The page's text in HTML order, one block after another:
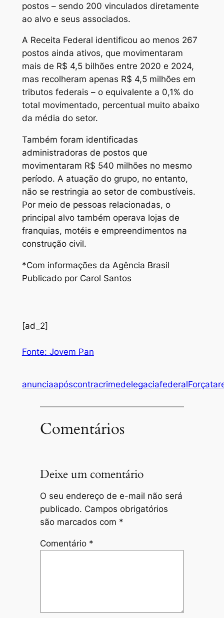
postos – sendo 200 vinculados diretamente
ao alvo e seus associados.
A Receita Federal identificou ao menos 267
postos ainda ativos, que movimentaram
mais de R$ 4,5 bilhões entre 2020 e 2024,
mas recolheram apenas R$ 4,5 milhões em
tributos federais – o equivalente a 0,1% do
total movimentado, percentual muito abaixo
da média do setor.
Também foram identificadas
administradoras de postos que
movimentaram R$ 540 milhões no mesmo
período. A atuação do grupo, no entanto,
não se restringia ao setor de combustíveis.
Por meio de pessoas relacionadas, o
principal alvo também operava lojas de
franquias, motéis e empreendimentos na
construção civil.
*Com informações da Agência Brasil
Publicado por Carol Santos
[ad_2]
Fonte: Jovem Pan
anunciaapóscontracrimedelegaciafederal
Comentários
Deixe um comentário
O seu endereço de e-mail não será
publicado. Campos obrigatórios
são marcados com *
Comentário *